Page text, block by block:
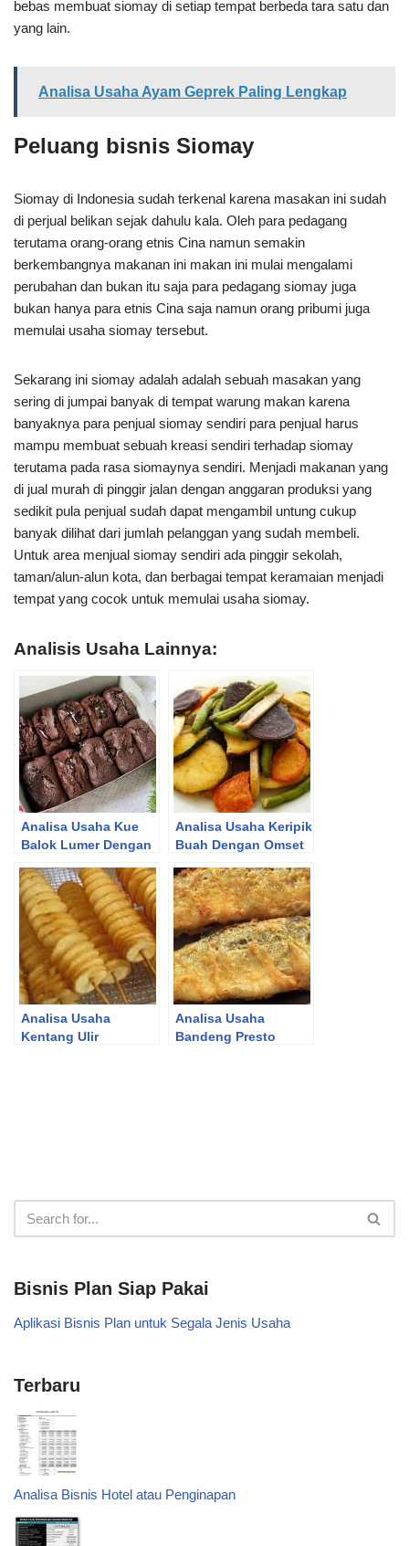
bebas membuat siomay di setiap tempat berbeda tara satu dan
yang lain.
Analisa Usaha Ayam Geprek Paling Lengkap
Peluang bisnis Siomay
Siomay di Indonesia sudah terkenal karena masakan ini sudah
di perjual belikan sejak dahulu kala. Oleh para pedagang
terutama orang-orang etnis Cina namun semakin
berkembangnya makanan ini makan ini mulai mengalami
perubahan dan bukan itu saja para pedagang siomay juga
bukan hanya para etnis Cina saja namun orang pribumi juga
memulai usaha siomay tersebut.
Sekarang ini siomay adalah adalah sebuah masakan yang
sering di jumpai banyak di tempat warung makan karena
banyaknya para penjual siomay sendiri para penjual harus
mampu membuat sebuah kreasi sendiri terhadap siomay
terutama pada rasa siomaynya sendiri. Menjadi makanan yang
di jual murah di pinggir jalan dengan anggaran produksi yang
sedikit pula penjual sudah dapat mengambil untung cukup
banyak dilihat dari jumlah pelanggan yang sudah membeli.
Untuk area menjual siomay sendiri ada pinggir sekolah,
taman/alun-alun kota, dan berbagai tempat keramaian menjadi
tempat yang cocok untuk memulai usaha siomay.
Analisis Usaha Lainnya:
Analisa Usaha Kue
Balok Lumer Dengan
Spektakuler
Analisa Usaha Keripik
Buah Dengan Omset
Analisa Usaha
Kentang Ulir
Analisa Usaha
Bandeng Presto
Bisnis Plan Siap Pakai
Aplikasi Bisnis Plan untuk Segala Jenis Usaha
Terbaru
Analisa Bisnis Hotel atau Penginapan